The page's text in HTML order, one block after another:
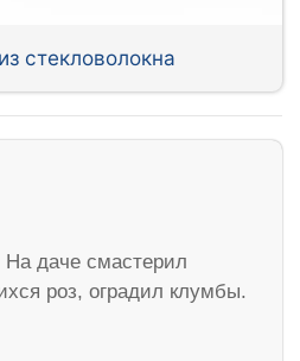
стекловолокна
даче смастерил
роз, оградил клумбы.